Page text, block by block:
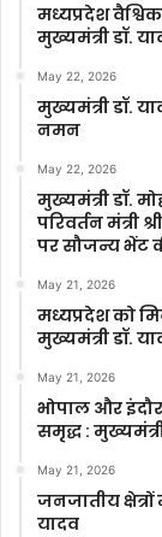
मध्यप्रदेश
मुख्यमंत्री डॉ.
May 22, 2026
मुख्यमंत्री डॉ.
नमन
May 22, 2026
मुख्यमंत्री डॉ.
परिवर्तन मंत्री
पर सौजन्य भेंट
May 21, 2026
मध्यप्रदेश को
मुख्यमंत्री डॉ.
May 21, 2026
भोपाल और
समृद्ध :
May 21, 2026
जनजातीय
यादव